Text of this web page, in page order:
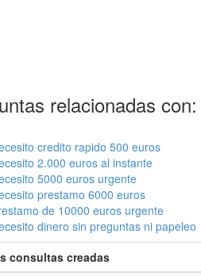
relacionadas
credito rapido 500 euros
2.000 euros al instante
5000 euros urgente
prestamo 6000 euros
de 10000 euros urgente
dinero sin preguntas ni papeleo
consultas creadas